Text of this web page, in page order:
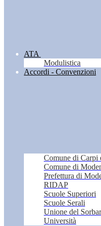
ATA
Modulistica
Accordi - Convenzioni
Comune di Carpi
Comune di
Prefettura di
RIDAP
Scuole Superiori
Scuole Serali
Unione del
Università